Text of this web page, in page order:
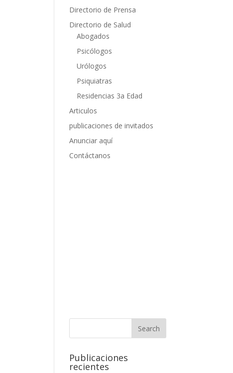
Directorio de Prensa
Directorio de Salud
Abogados
Psicólogos
Urólogos
Psiquiatras
Residencias 3a Edad
Articulos
publicaciones de invitados
Anunciar aquí
Contáctanos
Publicaciones
recientes